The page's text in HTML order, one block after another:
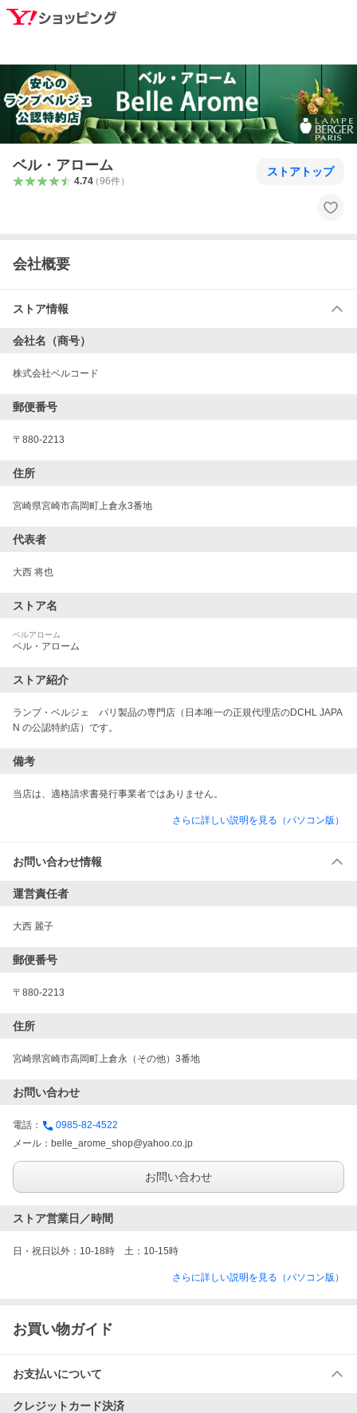
ベル・アローム
4.74（96件）
ストアトップ
会社概要
ストア情報
会社名（商号）
株式会社ベルコード
郵便番号
〒 880-2213
住所
宮崎県宮崎市高岡町上倉永3番地
代表者
大西 将也
ストア名
ベルアローム
ベル・アローム
ストア紹介
ランプ・ベルジェ　パリ製品の専門店（日本唯一の正規代理店のDCHL JAPA
備考
当店は、適格請求書発行事業者ではありません。
さらに詳しい説明を見る（パソコン版）
お問い合わせ情報
運営責任者
大西 麗子
郵便番号
〒880-2213
住所
宮崎県宮崎市高岡町上倉永（その他）3番地
お問い合わせ
電話：
0985-82-4522
メール： belle_arome_shop@yahoo.co.jp
お問い合わせ
ストア営業日／時間
日・祝日以外：10-18時　土：10-15時
さらに詳しい説明を見る（パソコン版）
お買い物ガイド
お支払いについて
クレジットカード決済